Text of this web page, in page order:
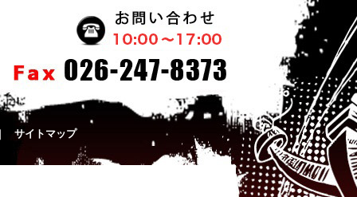
サイトマップ